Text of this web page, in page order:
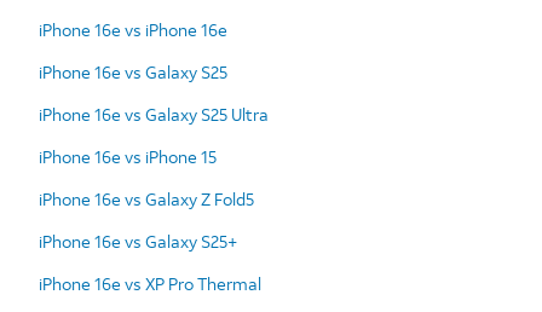
iPhone 16e vs iPhone 16e
iPhone 16e vs Galaxy S25
iPhone 16e vs Galaxy S25 Ultra
iPhone 16e vs iPhone 15
iPhone 16e vs Galaxy Z Fold5
iPhone 16e vs Galaxy S25+
iPhone 16e vs XP Pro Thermal